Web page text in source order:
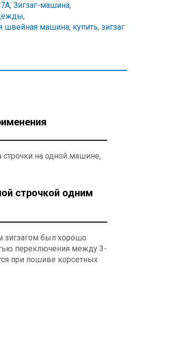
, Зигзаг-машина,
,
швейная машина, купить, зигзаг
строчки на одной машине,
строчкой одним
зигзагом был хорошо
переключения между 3-
при пошиве корсетных